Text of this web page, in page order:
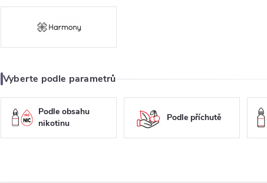
Vyberte podle parametrů
Podle obsahu
nikotinu
Podle příchutě